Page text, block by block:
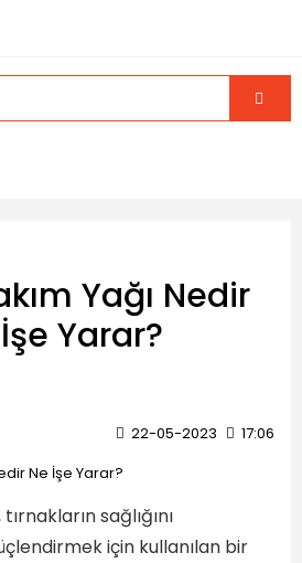
Yağı Nedir
Yarar?
22-05-2023 17:06
sağlığını
için kullanılan bir